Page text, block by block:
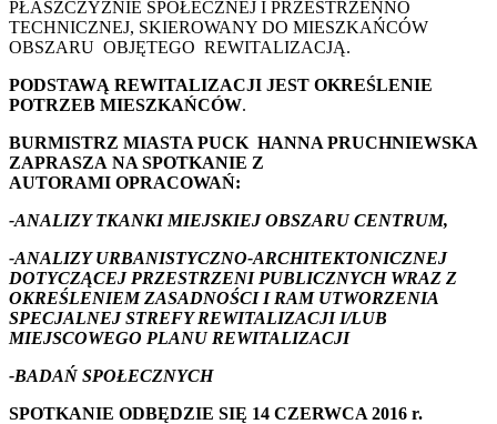
PŁASZCZYŹNIE SPOŁECZNEJ I PRZESTRZENNO
TECHNICZNEJ, SKIEROWANY DO MIESZKAŃCÓW
OBSZARU OBJĘTEGO REWITALIZACJĄ.
PODSTAWĄ REWITALIZACJI JEST OKREŚLENIE
POTRZEB MIESZKAŃCÓW.
BURMISTRZ MIASTA PUCK HANNA PRUCHNIEWSKA
ZAPRASZA NA SPOTKANIE Z
AUTORAMI OPRACOWAŃ:
-ANALIZY TKANKI MIEJSKIEJ OBSZARU CENTRUM,
-ANALIZY URBANISTYCZNO-ARCHITEKTONICZNEJ
DOTYCZĄCEJ PRZESTRZENI PUBLICZNYCH WRAZ Z
OKREŚLENIEM ZASADNOŚCI I RAM UTWORZENIA
SPECJALNEJ STREFY REWITALIZACJI I/LUB
MIEJSCOWEGO PLANU REWITALIZACJI
-BADAŃ SPOŁECZNYCH
SPOTKANIE ODBĘDZIE SIĘ 14 CZERWCA 2016 r.